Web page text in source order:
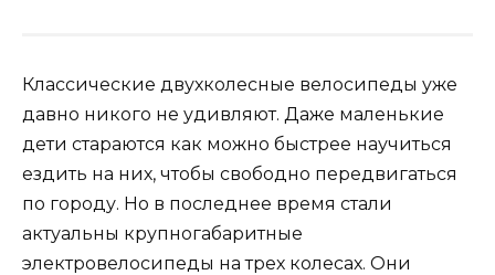
Классические двухколесные велосипеды уже
давно никого не удивляют. Даже маленькие
дети стараются как можно быстрее научиться
ездить на них, чтобы свободно передвигаться
по городу. Но в последнее время стали
актуальны крупногабаритные
электровелосипеды на трех колесах. Они